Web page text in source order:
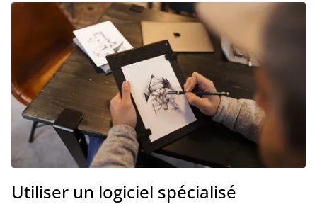
Utiliser un logiciel spécialisé